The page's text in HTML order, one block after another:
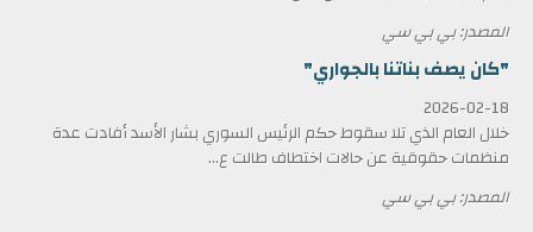
المصدر: بي بي سي
"كان يصف بناتنا بالجواري"
2026-02-18
خلال العام الذي تلا سقوط حكم الرئيس السوري بشار الأسد أفادت عدة
منظمات حقوقية عن حالات اختطاف طالت ع...
المصدر: بي بي سي